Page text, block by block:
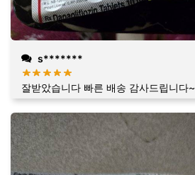
s*******
잘받았습니다 빠른 배송 감사드립니다~